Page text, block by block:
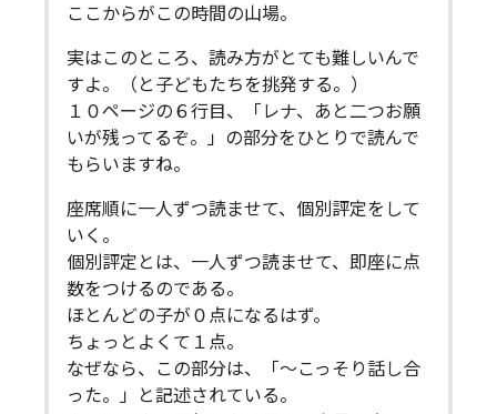
ここからがこの時間の山場。
実はこのところ、読み方がとても難しいんで
すよ。（と子どもたちを挑発する。）
１０ページの６行目、「レナ、あと二つお願
いが残ってるぞ。」の部分をひとりで読んで
もらいますね。
座席順に一人ずつ読ませて、個別評定をして
いく。
個別評定とは、一人ずつ読ませて、即座に点
数をつけるのである。
ほとんどの子が０点になるはず。
ちょっとよくて１点。
なぜなら、この部分は、「～こっそり話し合
った。」と記述されている。